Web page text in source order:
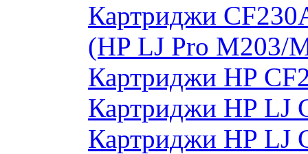
Картриджи
(HP LJ Pro M203/
Картриджи HP
Картриджи HP LJ
Картриджи HP LJ